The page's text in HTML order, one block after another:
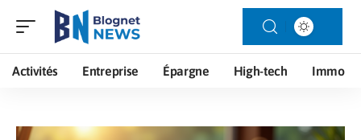
Activités Entreprise Épargne High-tech Immo